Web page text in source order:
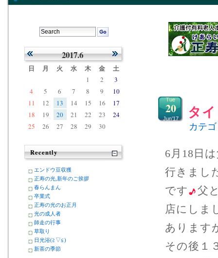
タ
Tue
20
Jun’17
カテ
6月18日
行きまし
です
父
店にしま
あります
その後１
2017.6
日 月 火 水 木 金 土
1 2
3
4
5 6 7 8 9
10
11
12 13 14 15 16
17
18
19 20 21 22 23
24
25
26 27 28 29 30
Recently
エンドウ豆収獲
正寿の光,新年のご挨拶
春らんまん
卒業式
正寿の光のお正月
光の成人者
師走の行事
草取り
日光浴(≧▽≦)
新茶の季節